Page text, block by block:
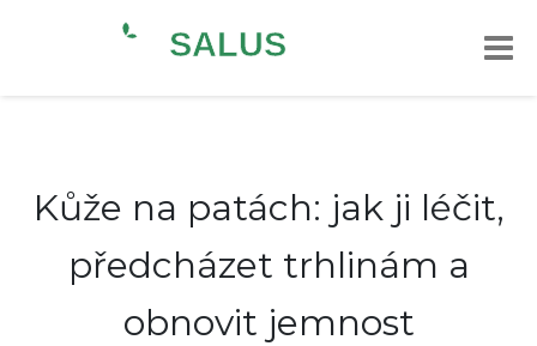
Kůže na patách: jak ji léčit,
předcházet trhlinám a
obnovit jemnost